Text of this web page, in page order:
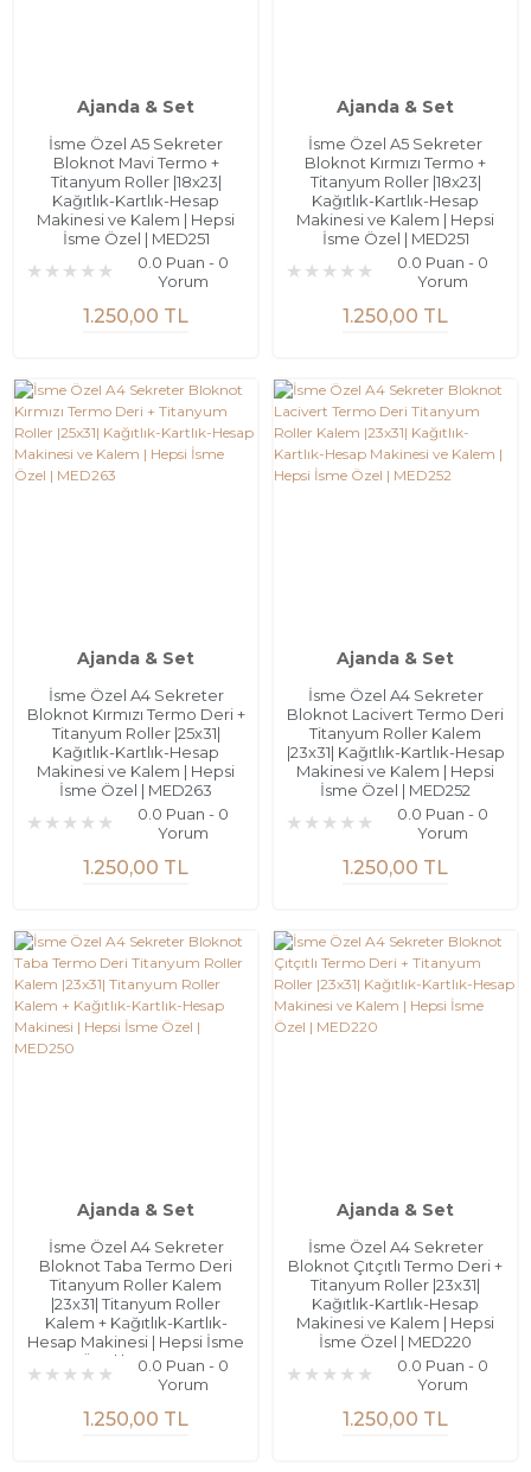
Ajanda & Set
İsme Özel A5 Sekreter
Bloknot Mavi Termo +
Titanyum Roller |18x23|
Kağıtlık-Kartlık-Hesap
Makinesi ve Kalem | Hepsi
İsme Özel | MED251
0.0 Puan - 0
Yorum
1.250,00 TL
Ajanda & Set
İsme Özel A5 Sekreter
Bloknot Kırmızı Termo +
Titanyum Roller |18x23|
Kağıtlık-Kartlık-Hesap
Makinesi ve Kalem | Hepsi
İsme Özel | MED251
0.0 Puan - 0
Yorum
1.250,00 TL
Ajanda & Set
İsme Özel A4 Sekreter
Bloknot Kırmızı Termo Deri +
Titanyum Roller |25x31|
Kağıtlık-Kartlık-Hesap
Makinesi ve Kalem | Hepsi
İsme Özel | MED263
0.0 Puan - 0
Yorum
1.250,00 TL
Ajanda & Set
İsme Özel A4 Sekreter
Bloknot Lacivert Termo Deri
Titanyum Roller Kalem
|23x31| Kağıtlık-Kartlık-Hesap
Makinesi ve Kalem | Hepsi
İsme Özel | MED252
0.0 Puan - 0
Yorum
1.250,00 TL
Ajanda & Set
İsme Özel A4 Sekreter
Bloknot Taba Termo Deri
Titanyum Roller Kalem
|23x31| Titanyum Roller
Kalem + Kağıtlık-Kartlık-
Hesap Makinesi | Hepsi İsme
Özel | MED250
0.0 Puan - 0
Yorum
1.250,00 TL
Ajanda & Set
İsme Özel A4 Sekreter
Bloknot Çıtçıtlı Termo Deri +
Titanyum Roller |23x31|
Kağıtlık-Kartlık-Hesap
Makinesi ve Kalem | Hepsi
İsme Özel | MED220
0.0 Puan - 0
Yorum
1.250,00 TL